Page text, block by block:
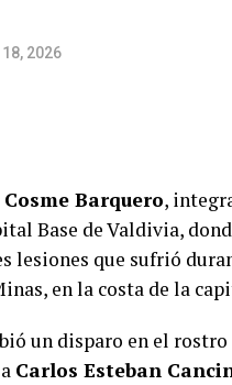
los cinco
respectivo control de
2026
Barquero,
Base de Valdivia,
lesiones que sufrió
en la costa de la
un disparo en el
Carlos Esteban